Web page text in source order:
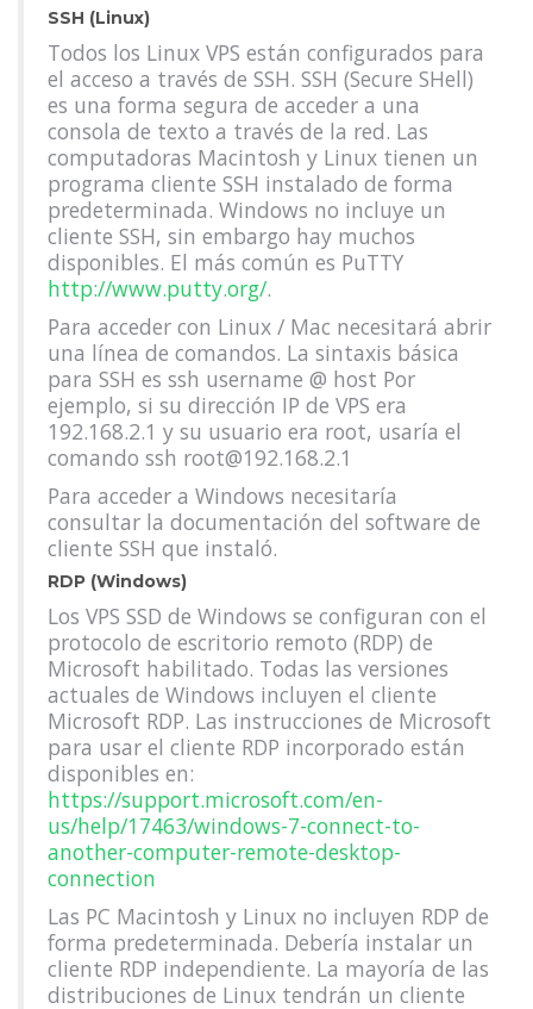
SSH (Linux)
Todos los Linux VPS están configurados para
el acceso a través de SSH. SSH (Secure SHell)
es una forma segura de acceder a una
consola de texto a través de la red. Las
computadoras Macintosh y Linux tienen un
programa cliente SSH instalado de forma
predeterminada. Windows no incluye un
cliente SSH, sin embargo hay muchos
disponibles. El más común es PuTTY
http://www.putty.org/.
Para acceder con Linux / Mac necesitará abrir
una línea de comandos. La sintaxis básica
para SSH es ssh username @ host Por
ejemplo, si su dirección IP de VPS era
192.168.2.1 y su usuario era root, usaría el
comando ssh root@192.168.2.1
Para acceder a Windows necesitaría
consultar la documentación del software de
cliente SSH que instaló.
RDP (Windows)
Los VPS SSD de Windows se configuran con el
protocolo de escritorio remoto (RDP) de
Microsoft habilitado. Todas las versiones
actuales de Windows incluyen el cliente
Microsoft RDP. Las instrucciones de Microsoft
para usar el cliente RDP incorporado están
disponibles en:
https://support.microsoft.com/en-
us/help/17463/windows-7-connect-to-
another-computer-remote-desktop-
connection
Las PC Macintosh y Linux no incluyen RDP de
forma predeterminada. Debería instalar un
cliente RDP independiente. La mayoría de las
distribuciones de Linux tendrán un cliente